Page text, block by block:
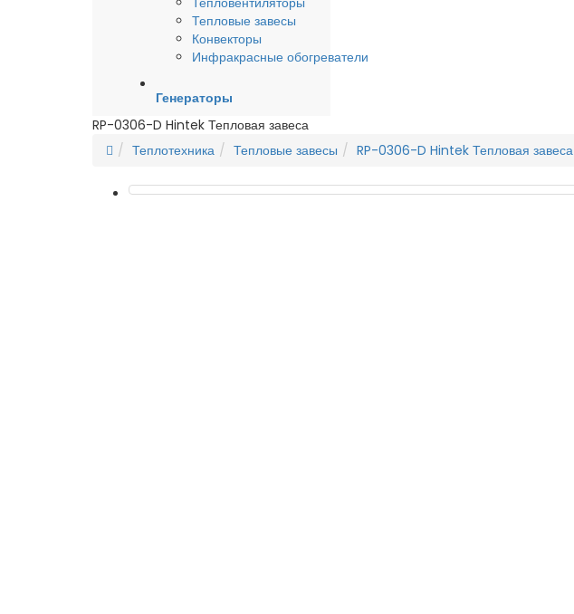
Тепловые завесы
Конвекторы
Инфракрасные обогреватели
Генераторы
RP-0306-D Hintek Тепловая завеса
Теплотехника
Тепловые завесы RP-0306-D Hintek Тепловая завеса